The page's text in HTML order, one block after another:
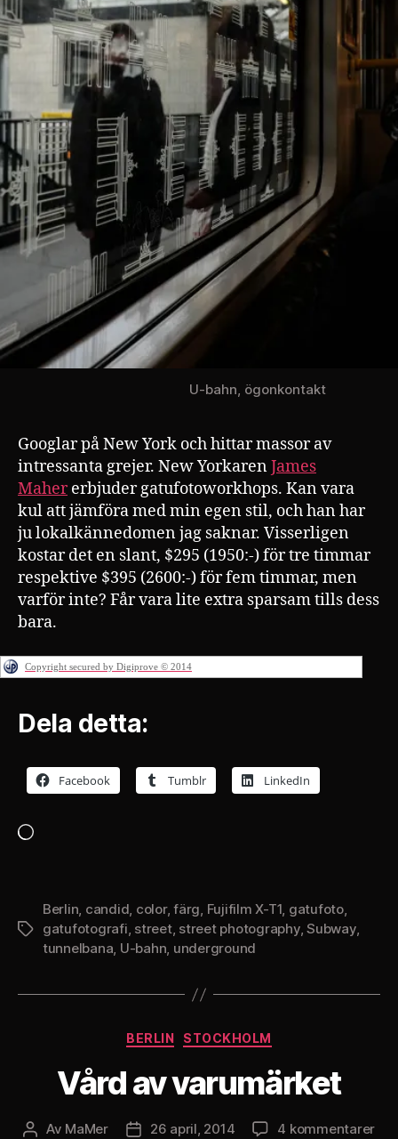
U-bahn, ögonkontakt
Googlar på New York och hittar massor av
intressanta grejer. New YorkarenJames
Mahererbjuder gatufotoworkhops. Kan vara
kul att jämföra med min egen stil, och han har
ju lokalkännedomen jag saknar. Visserligen
kostar det en slant, $295 (1950:-) för tre timmar
respektive $395 (2600:-) för fem timmar, men
varför inte? Får vara lite extra sparsam tills dess
bara.
Copyright secured by Digiprove © 2014
Dela detta:
Facebook Tumblr LinkedIn
Etiketter
Berlin, candid, color,färg, Fujifilm X-T1, gatufoto,
gatufotografi, street, street photography,Subway,
tunnelbana, U-bahn, underground
Kategorier
BERLIN STOCKHOLM
Vård av varumärket
Inläggsförfattare
Av MaMer Inläggsdatum
26 april, 2014 4 kommentarertill